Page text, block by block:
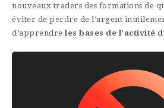
nouveaux traders des formations de
éviter de perdre de l’argent
d’apprendre les bases de l’activité